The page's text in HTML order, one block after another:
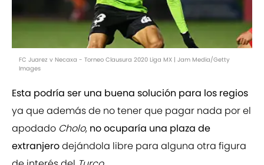
FC Juarez v Necaxa - Torneo Clausura 2020 Liga MX | Jam Media/Getty
Images
Esta podría ser una buena solución para los regios
ya que además de no tener que pagar nada por el
apodado Cholo, no ocuparía una plaza de
extranjerodejándola libre para alguna otra figura